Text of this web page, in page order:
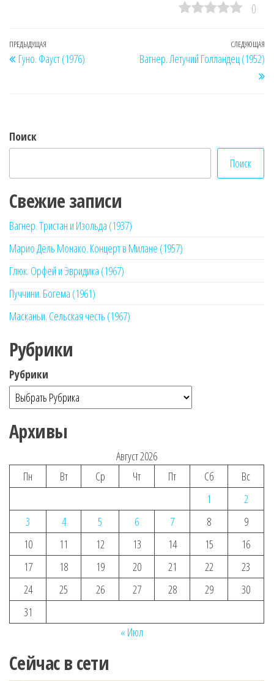
0
Навигация
по
Предыдущая
запись
ПРЕДЫДУЩАЯ
Гуно. Фауст (1976)
СЛЕДУЮЩАЯ
Вагнер. Летучий Голландец (1952)
Поиск
Поиск
Свежие записи
Вагнер. Тристан и Изольда (1937)
Марио Дель Монако. Концерт в Милане (1957)
Глюк. Орфей и Эвридика (1967)
Пуччини. Богема (1961)
Масканьи. Сельская честь (1967)
Рубрики
Рубрики
Архивы
Август 2026
Пн
Вт Ср Чт Пт Сб
Вс
1
2
3
4 5 6 7 8
9
10
11 12 13 14 15
16
17
18 19 20 21 22
23
24
25 26 27 28 29
30
31
« Июл
Сейчас в сети